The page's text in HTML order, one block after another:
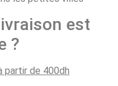
est
?
partir de 400dh